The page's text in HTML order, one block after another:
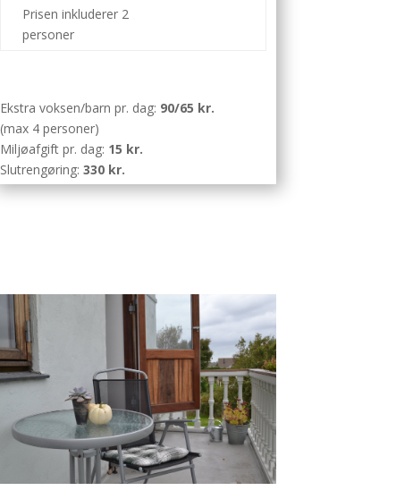
Prisen inkluderer 2
personer
Ekstra voksen/barn pr. dag: 90/65 kr.
(max 4 personer)
Miljøafgift pr. dag: 15 kr.
Slutrengøring: 330 kr.